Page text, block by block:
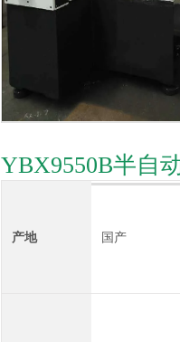
YBX9550B半自
产地 国产